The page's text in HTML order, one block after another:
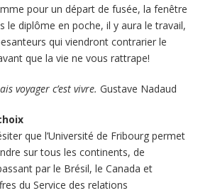
pour un départ de fusée, la fenêtre
le diplôme en poche, il y aura le travail,
qui viendront contrarier le
que la vie ne vous rattrape!
voyager c’est vivre. Gustave Nadaud
que l’Université de Fribourg permet
sur tous les continents, de
par le Brésil, le Canada et
du Service des relations